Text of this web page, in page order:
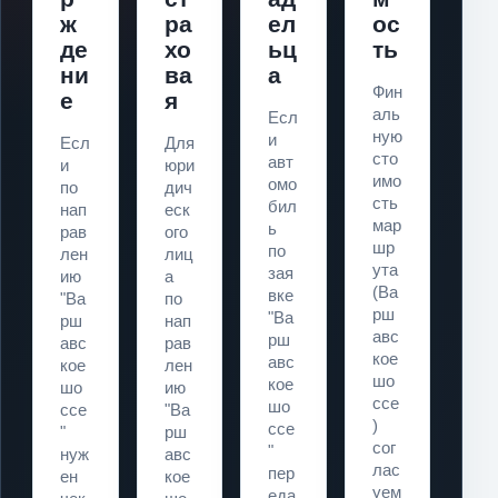
ж
де
ни
е
Есл
и
по
нап
рав
лен
ию
"Ва
рш
авс
кое
шо
ссе
"
нуж
ен
ра
хо
ва
я
Для
юри
дич
еск
ого
лиц
а
по
нап
рав
лен
ию
"Ва
рш
авс
кое
ел
ьц
а
Есл
и
авт
омо
бил
ь
по
зая
вке
"Ва
рш
авс
кое
шо
ссе
"
пер
ос
ть
Фин
аль
ную
сто
имо
сть
мар
шр
ута
(Ва
рш
авс
кое
шо
ссе
)
сог
лас
уем